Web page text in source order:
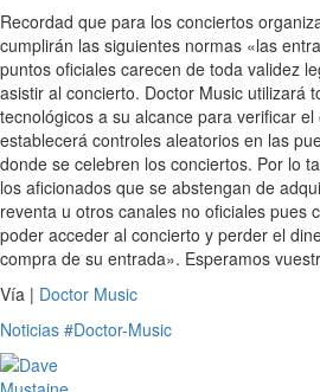
Recordad que para los conciertos
cumplirán las siguientes normas «las
puntos oficiales carecen de toda validez
asistir al concierto. Doctor Music utilizará
tecnológicos a su alcance para verificar
establecerá controles aleatorios en las
donde se celebren los conciertos. Por lo
los aficionados que se abstengan de
reventa u otros canales no oficiales pues
poder acceder al concierto y perder el
compra de su entrada». Esperamos
Vía | Doctor Music
Noticias #Doctor-Music